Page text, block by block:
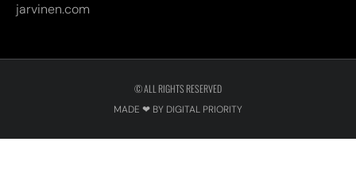
jarvinen.com
© ALL RIGHTS RESERVED
MADE ❤ BY DIGITAL PRIORITY